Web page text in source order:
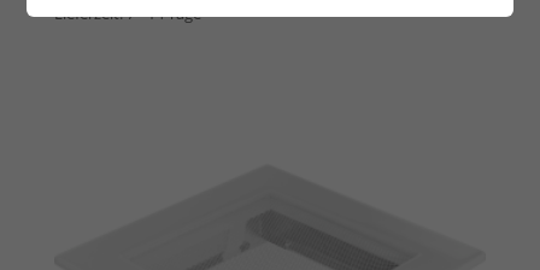
Lieferzeit:7 - 14 Tage